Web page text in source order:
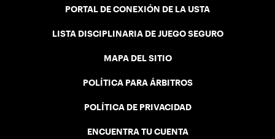
PORTAL DE CONEXIÓN DE LA USTA
LISTA DISCIPLINARIA DE JUEGO SEGURO
MAPA DEL SITIO
POLÍTICA PARA ÁRBITROS
POLÍTICA DE PRIVACIDAD
ENCUENTRA TU CUENTA